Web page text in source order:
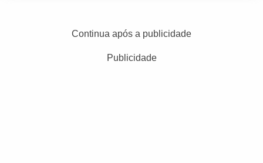
Continua após a publicidade
Publicidade